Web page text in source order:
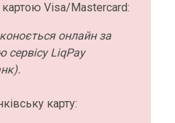
Visa/Mastercard:
онлайн за
сервісу LiqPay
карту: